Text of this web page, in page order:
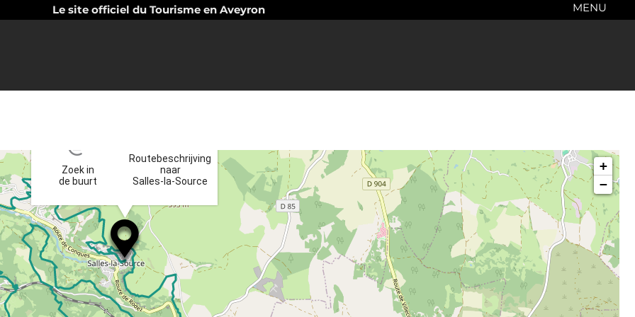
Le site officiel du Tourisme en Aveyron MENU
Zoek in
de buurt
Routebeschrijving
naar
Salles-la-Source
+
−